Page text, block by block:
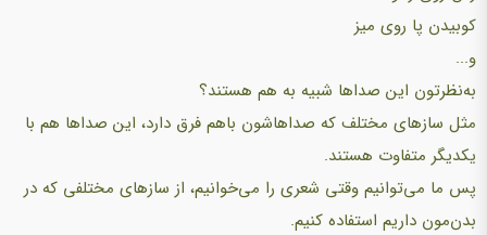
کوبیدن پا روی میز
و...
به‌نظرتون این صداها شبیه به هم هستند؟
مثل سازهای مختلف که صداهاشون باهم فرق دارد، این صداها هم با
یکدیگر متفاوت هستند.
پس ما می‌توانیم وقتی شعری را می‌خوانیم، از سازهای مختلفی که‌ در
بدن‌مون داریم استفاده کنیم.